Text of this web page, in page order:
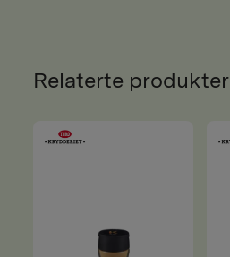
Relaterte produkter